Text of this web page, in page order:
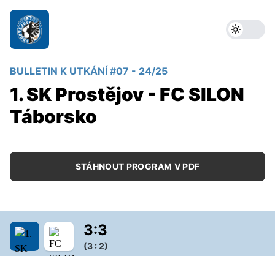
BULLETIN K UTKÁNÍ #07 - 24/25
1. SK Prostějov - FC SILON
Táborsko
STÁHNOUT PROGRAM V PDF
3:3
(3 : 2)